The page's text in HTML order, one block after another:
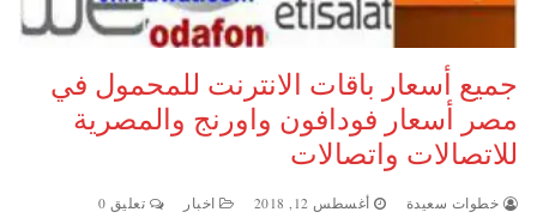
جميع أسعار باقات الانترنت للمحمول في
مصر أسعار فودافون واورنج والمصرية
للاتصالات واتصالات
خطوات سعيدة أغسطس 12, 2018 اخبار تعليق 0